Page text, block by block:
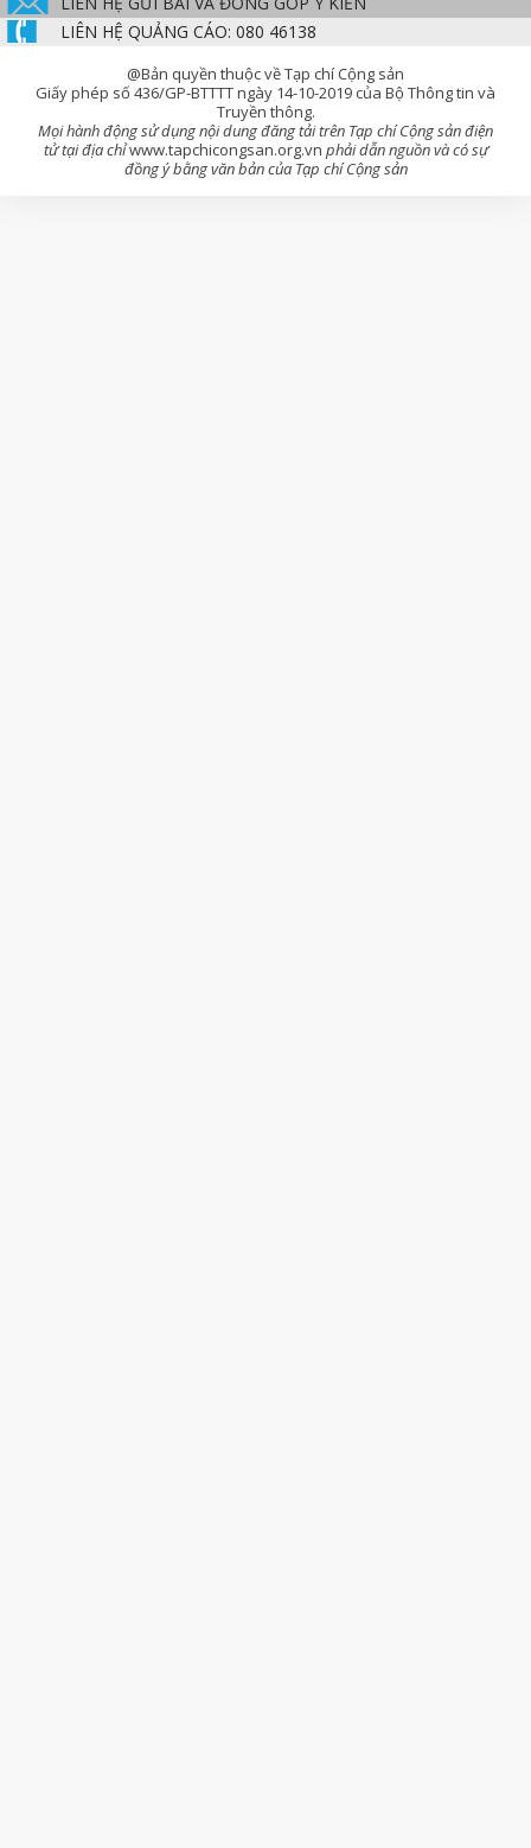
LIÊN HỆ QUẢNG CÁO: 080 46138
@Bản quyền thuộc về Tạp chí Cộng sản
Giấy phép số 436/GP-BTTTT ngày 14-10-2019 của Bộ Thông tin và
Truyền thông.
Mọi hành động sử dụng nội dung đăng tải trên Tạp chí Cộng sản điện
tử tại địa chỉwww.tapchicongsan.org.vn phải dẫn nguồn và có sự
đồng ý bằng văn bản của Tạp chí Cộng sản